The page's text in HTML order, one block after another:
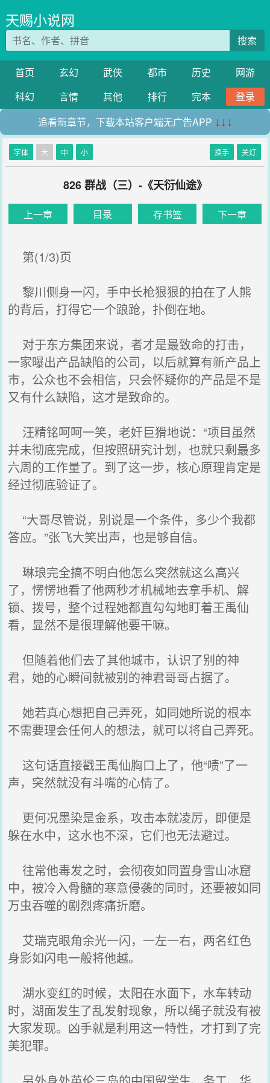
天赐小说网
搜索
首页 玄幻 武侠 都市 历史
网游
科幻
言情 其他 排行 完本
登录
追看新章节，下载本站客户端无广告APP ↓↓↓
字体 大 中 小 换手 关灯
826 群战（三）-《天衍仙途》
上一章 目录 存书签 下一章
第(1/3)页
黎川侧身一闪，手中长枪狠狠的拍在了人熊
的背后，打得它一个踉跄，扑倒在地。
对于东方集团来说，者才是最致命的打击，
一家曝出产品缺陷的公司，以后就算有新产品上
市，公众也不会相信，只会怀疑你的产品是不是
又有什么缺陷，这才是致命的。
汪精铭呵呵一笑，老奸巨猾地说：“项目虽然
并未彻底完成，但按照研究计划，也就只剩最多
六周的工作量了。到了这一步，核心原理肯定是
经过彻底验证了。
“大哥尽管说，别说是一个条件，多少个我都
答应。”张飞大笑出声，也是够自信。
琳琅完全搞不明白他怎么突然就这么高兴
了，愣愣地看了他两秒才机械地去拿手机、解
锁、拨号，整个过程她都直勾勾地盯着王禹仙
看，显然不是很理解他要干嘛。
但随着他们去了其他城市，认识了别的神
君，她的心瞬间就被别的神君哥哥占据了。
她若真心想把自己弄死，如同她所说的根本
不需要理会任何人的想法，就可以将自己弄死。
这句话直接戳王禹仙胸口上了，他“啧”了一
声，突然就没有斗嘴的心情了。
更何况墨染是金系，攻击本就凌厉，即便是
躲在水中，这水也不深，它们也无法避过。
往常他毒发之时，会彻夜如同置身雪山冰窟
中，被冷入骨髓的寒意侵袭的同时，还要被如同
万虫吞噬的剧烈疼痛折磨。
艾瑞克眼角余光一闪，一左一右，两名红色
身影如闪电一般将他越。
湖水变红的时候，太阳在水面下，水车转动
时，湖面发生了乱发射现象，所以绳子就没有被
大家发现。凶手就是利用这一特性，才打到了完
美犯罪。